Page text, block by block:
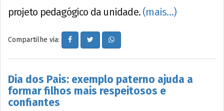
projeto pedagógico da unidade. (mais…)
Compartilhe via:
Dia dos Pais: exemplo paterno ajuda a
formar filhos mais respeitosos e
confiantes